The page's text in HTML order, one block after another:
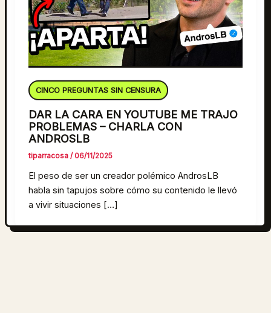
CINCO PREGUNTAS SIN CENSURA
DAR LA CARA EN YOUTUBE ME TRAJO
PROBLEMAS – CHARLA CON
ANDROSLB
tiparracosa/ 06/11/2025
El peso de ser un creador polémico AndrosLB
habla sin tapujos sobre cómo su contenido le llevó
a vivir situaciones […]